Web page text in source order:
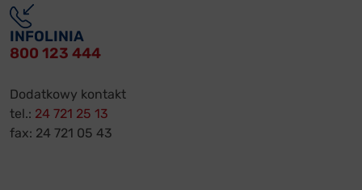
INFOLINIA
800 123 444
Dodatkowy kontakt
tel.: 24 721 25 13
fax: 24 721 05 43